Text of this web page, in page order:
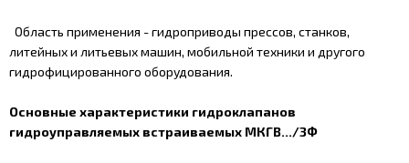
Область применения - гидроприводы прессов, станков,
литейных и литьевых машин, мобильной техники и другого
гидрофицированного оборудования.
Основные характеристики гидроклапанов
гидроуправляемых встраиваемых МКГВ.../3Ф